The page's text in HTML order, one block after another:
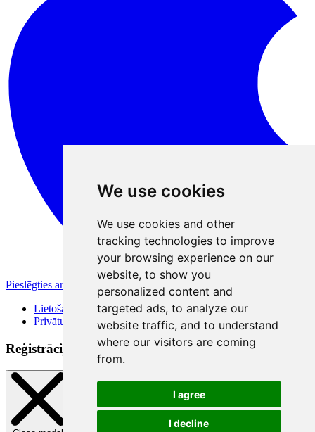
We use cookies
We use cookies and other
tracking technologies to improve
your browsing experience on our
website, to show you
personalized content and
targeted ads, to analyze our
website traffic, and to understand
where our visitors are coming
from.
I agree
I decline
Pieslēgties ar Apple
Lietošanas noteikumi
Privātuma politika
Reģistrācijas veidi